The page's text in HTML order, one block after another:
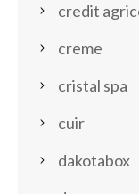
credit
creme
cristal spa
cuir
dakotabox